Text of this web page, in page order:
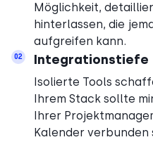
Möglichkeit,
hinterlassen, die
aufgreifen kann.
02 Integrationstiefe
Isolierte Tools
Ihrem Stack sollte
Ihrer
Kalender verbunden